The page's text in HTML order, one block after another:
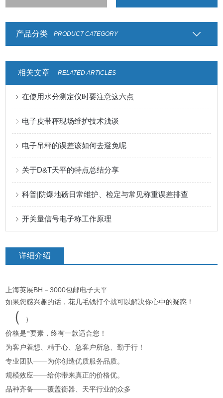
产品分类 PRODUCT CATEGORY
相关文章 RELATED ARTICLES
在使用水分测定仪时要注意这六点
电子皮带秤现场维护技术浅谈
电子吊秤的误差该如何去避免呢
关于D&T天平的特点总结分享
科普|防爆地磅日常维护、检定与常见称重误差排查
开关量信号电子称工作原理
详细介绍
上海英展BH－3000包邮电子天平
如果您感兴趣的话，花几毛钱打个就可以解决你心中的疑惑！
（
）
价格是*要素，终有一款适合您！
为客户着想、精于心、急客户所急、勤于行！
专业团队——为你创造优质服务品质。
规模效应——给你带来真正的价格优。
品种齐备——覆盖衡器、天平行业的众多